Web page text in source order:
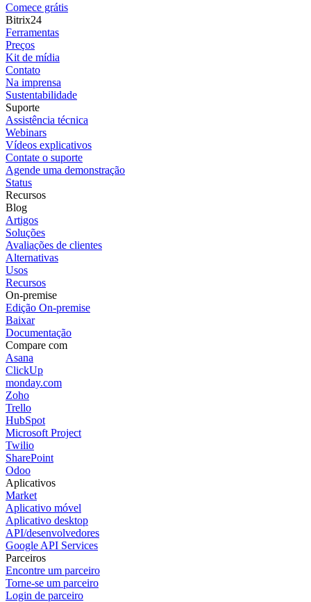
Comece grátis
Bitrix24
Ferramentas
Preços
Kit de mídia
Contato
Na imprensa
Sustentabilidade
Suporte
Assistência técnica
Webinars
Vídeos explicativos
Contate o suporte
Agende uma demonstração
Status
Recursos
Blog
Artigos
Soluções
Avaliações de clientes
Alternativas
Usos
Recursos
On-premise
Edição On-premise
Baixar
Documentação
Compare com
Asana
ClickUp
monday.com
Zoho
Trello
HubSpot
Microsoft Project
Twilio
SharePoint
Odoo
Aplicativos
Market
Aplicativo móvel
Aplicativo desktop
API/desenvolvedores
Google API Services
Parceiros
Encontre um parceiro
Torne-se um parceiro
Login de parceiro